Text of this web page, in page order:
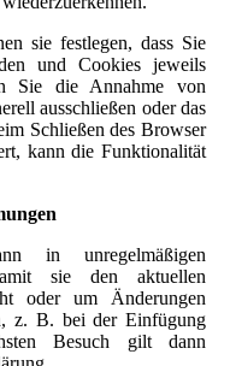
sie festlegen, dass Sie
und Cookies jeweils
Sie die Annahme von
ausschließen oder das
Schließen des Browser
kann die Funktionalität
in unregelmäßigen
sie den aktuellen
oder um Änderungen
z. B. bei der Einfügung
Besuch gilt dann